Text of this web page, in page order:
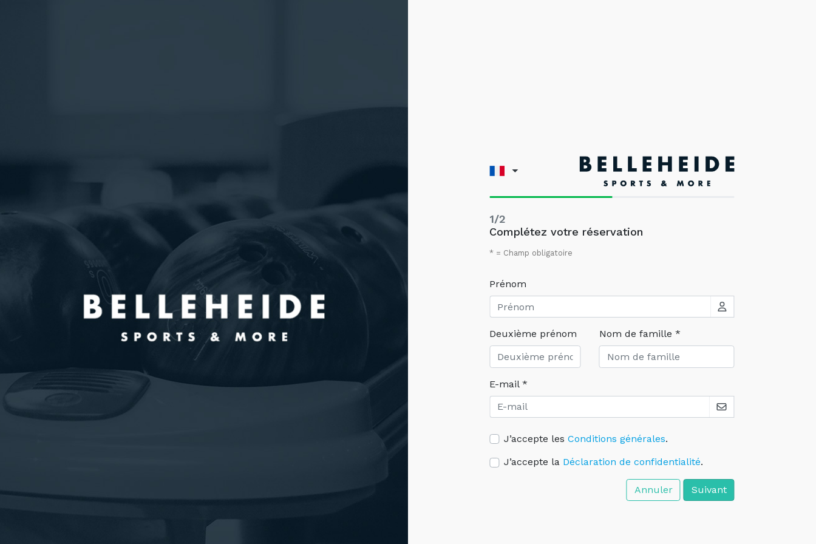
1/2
Complétez votre réservation
* = Champ obligatoire
Prénom
Deuxième prénom Nom de famille *
E-mail *
J’accepte lesConditions générales.
J’accepte la Déclaration de confidentialité.
Annuler Suivant